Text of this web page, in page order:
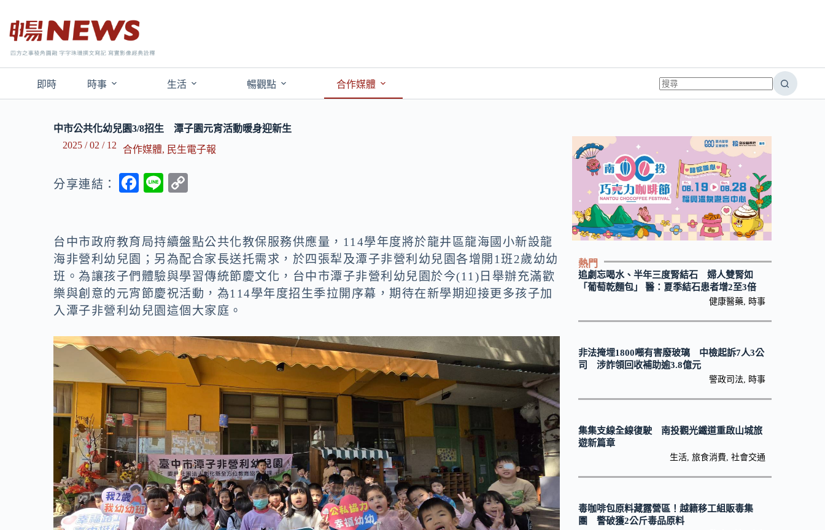
即時 時事 生活 暢觀點 合作媒體
中市公共化幼兒園3/8招生 潭子園元宵活動暖身迎新生
2025 / 02 / 12
合作媒體, 民生電子報
分享連結：
F
b
o
o
k
Li
y
Li
n
k
台中市政府教育局持續盤點公共化教保服務供應量，114學年度將於龍井區龍海國小新設龍
海非營利幼兒園；另為配合家長送托需求，於四張犁及潭子非營利幼兒園各增開1班2歲幼幼
班。為讓孩子們體驗與學習傳統節慶文化，台中市潭子非營利幼兒園於今(11)日舉辦充滿歡
樂與創意的元宵節慶祝活動，為114學年度招生季拉開序幕，期待在新學期迎接更多孩子加
入潭子非營利幼兒園這個大家庭。
熱門
追劇忘喝水、半年三度腎結石 婦人雙腎如
「葡萄乾麵包」 醫：夏季結石患者增2至3倍
健康醫藥, 時事
非法掩埋1800噸有害廢玻璃 中檢起訴7人3公
司 涉詐領回收補助逾3.8億元
警政司法, 時事
集集支線全線復駛 南投觀光鐵道重啟山城旅
遊新篇章
生活, 旅食消費, 社會交通
毒咖啡包原料藏露營區！越籍移工組販毒集
團 警破獲2公斤毒品原料